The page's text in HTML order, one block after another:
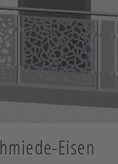
Eisen